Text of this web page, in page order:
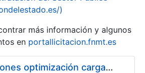
)
más información y algunos
en portallicitacion.fnmt.es
Pliego condiciones optimización cargas compras firmado